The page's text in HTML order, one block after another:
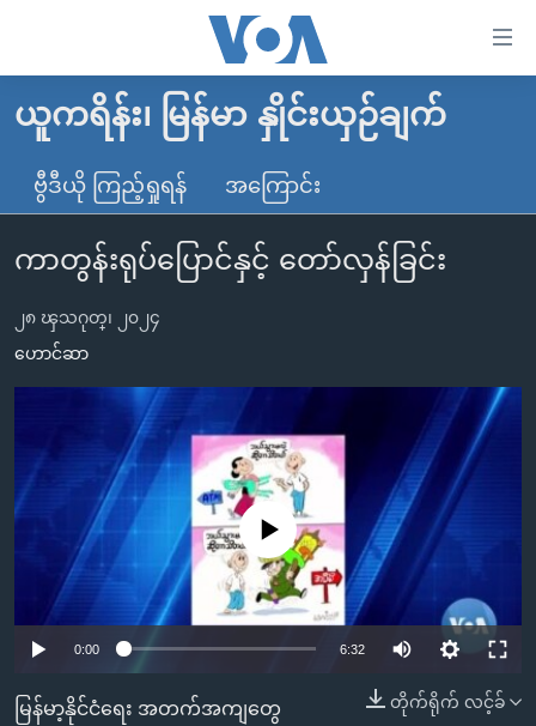
လွယ်ကူ
သည့်
များ
ပင်မ
အကြောင်းအရာ
ပင်မ
စာမျက်နှာ
ကြည့်
မူလစာမျက်နှာ
မြန်မာ
ကမ္ဘာ့သတင်းများ
နိုင်ငံတကာ
တရုတ်
အစ္စရေး-ပါလက်စတိုင်း
ဗွီဒီယို
ရပ်ဝန်းတခု လမ်းတခု အလွန်
အင်္ဂလိပ်စာလေ့လာမယ်
အမေရိကန်သုံးအီဒီယံ
မကြေးမုံရဲ့ အင်္ဂလိပ်စာ
ရုပ်ရှင်ထဲက အင်္ဂလိပ်စာ
သုတပဒေသာ အင်္ဂလိပ်စာ
အပတ်စဉ်ကဏ္ဍများ
ရေဒီယိုနှင့်ရုပ်သံ အချက်အလက်များ
ရေဒီယို/တီဗွီအစီအစဉ်
Learning English
ဗွီအိုအေ လူမှုကွန်ယက်များ
ယူကရိန်း၊ မြန်မာ နှိုင်းယှဉ်ချက်
ဗွီဒီယို ကြည့်ရှုရန် အကြောင်း
ကာတွန်းရုပ်ပြောင်နှင့် တော်လှန်ခြင်း
၂၈ ၾသဂုတ္၊ ၂၀၂၄
ဟောင်ဆာ
No media source currently available
0:00 6:32
တိုက်ရိုက် လင့်ခ်
မြန်မာ့နိုင်ငံရေး အတက်အကျတွေ